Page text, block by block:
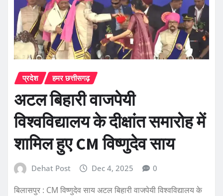
प्रदेश हमर छत्तीसगढ़
अटल बिहारी वाजपेयी
विश्वविद्यालय के दीक्षांत समारोह में
शामिल हुए CM विष्णुदेव साय
Dehat Post Dec 4, 2025 0
बिलासपुर : CM विष्णुदेव साय अटल बिहारी वाजपेयी विश्वविद्यालय के